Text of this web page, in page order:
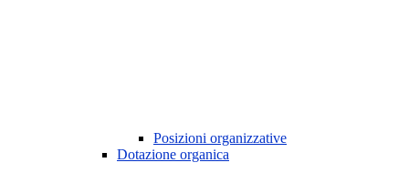
Posizioni organizzative
Dotazione organica